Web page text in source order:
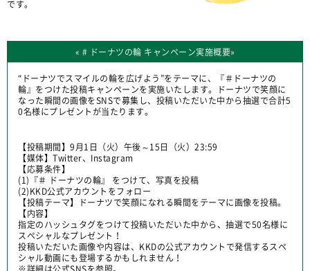
です。
« # ドーナツの輪 キャンペーン実施概要»
“ドーナツでスマイルの輪を広げよう”をテーマに、『＃ドーナツの
輪』をつけた投稿キャンペーンを実施いたします。ドーナツで笑顔に
なった瞬間の画像をSNSで募集し、投稿いただいた中から抽選で合計5
0名様にプレゼントが当たります。
【投稿期間】9月1日（火）午後～15日（火）23:59
【媒体】Twitter、Instagram
【応募条件】
(1)『＃ ドーナツの輪』 をつけて、写真を投稿
(2)KKD公式アカウントをフォロー
【投稿テーマ】ドーナツで笑顔になれる瞬間をテーマに画像を投稿。
【内容】
指定のハッシュタグをつけて投稿いただいた中から、抽選で50名様に
スペシャルなプレゼント！
投稿いただいた画像や内容は、KKDの公式アカウントで発信するスペ
シャル動画にも登場するかもしれません！
※詳細は公式SNSを参照。